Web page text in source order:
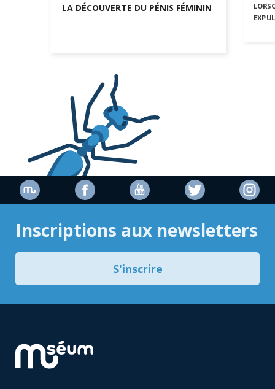
LA DÉCOUVERTE DU PÉNIS FÉMININ
Inscriptions aux newsletters
S'inscrire